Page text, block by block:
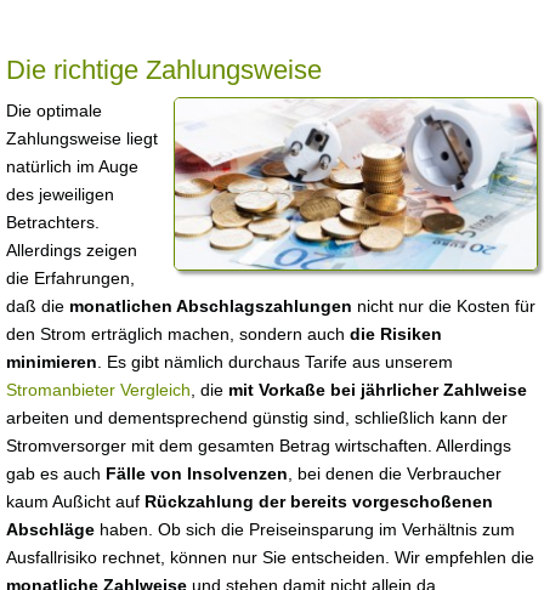
Die richtige Zahlungsweise
Die optimale
Zahlungsweise liegt
natürlich im Auge
des jeweiligen
Betrachters.
Allerdings zeigen
die Erfahrungen,
daß die monatlichen Abschlagszahlungen nicht nur die Kosten für
den Strom erträglich machen, sondern auch die Risiken
minimieren . Es gibt nämlich durchaus Tarife aus unserem
Stromanbieter Vergleich , die mit Vorkaße bei jährlicher Zahlweise
arbeiten und dementsprechend günstig sind, schließlich kann der
Stromversorger mit dem gesamten Betrag wirtschaften. Allerdings
gab es auch Fälle von Insolvenzen , bei denen die Verbraucher
kaum Außicht auf Rückzahlung der bereits vorgeschoßenen
Abschläge haben. Ob sich die Preiseinsparung im Verhältnis zum
Ausfallrisiko rechnet, können nur Sie entscheiden. Wir empfehlen die
monatliche Zahlweise und stehen damit nicht allein da.